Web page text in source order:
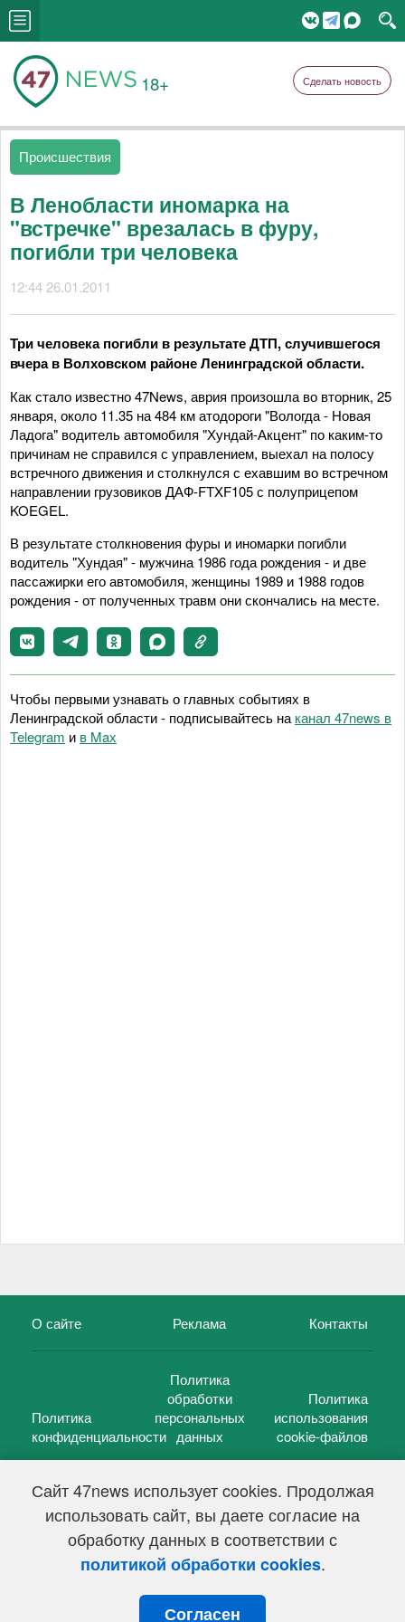
Сайт 47news использует cookies. Продолжая
использовать сайт, вы даете согласие на
обработку данных в соответствии с
политикой обработки cookies.
Согласен
18+ Сделать новость
Происшествия
В Ленобласти иномарка на
"встречке" врезалась в фуру,
погибли три человека
12:44 26.01.2011
Три человека погибли в результате ДТП, случившегося
вчера в Волховском районе Ленинградской области.
Как стало известно 47News, аврия произошла во вторник, 25
января, около 11.35 на 484 км атодороги "Вологда - Новая
Ладога" водитель автомобиля "Хундай-Акцент" по каким-то
причинам не справился с управлением, выехал на полосу
встречного движения и столкнулся с ехавшим во встречном
направлении грузовиков ДАФ-FTXF105 с полуприцепом
KOEGEL.
В результате столкновения фуры и иномарки погибли
водитель "Хундая" - мужчина 1986 года рождения - и две
пассажирки его автомобиля, женщины 1989 и 1988 годов
рождения - от полученных травм они скончались на месте.
Чтобы первыми узнавать о главных событиях в
Ленинградской области - подписывайтесь на канал 47news в
Telegram и в Maх
О сайте Реклама Контакты
Политика
конфиденциальности
Политика
обработки
персональных
данных
Политика
использования
cookie-файлов
47 новостей (47 news)2005 — 2026 г.
Свидетельство о регистрации СМИ Эл № ФС 77-39848, выдано
Федеральной службой по надзору в сфере связи,
информационных технологий и массовых коммуникаций